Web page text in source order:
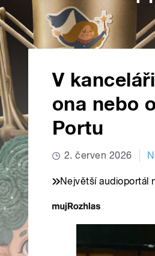
V
ona nebo
Portu
2. červen 2026
Největší audioportál